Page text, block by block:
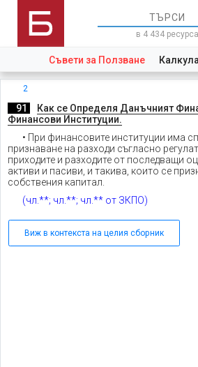
в 4 434 ресурса
Съвети за Ползване
2
91
Как се Определя Данъчният
Финансови Институции.
• При финансовите институции има
признаване на разходи съгласно
приходите и разходите от последващи
активи и пасиви, и такива, които се
собствения капитал.
(чл.**; чл.**; чл.** от ЗКПО)
Виж в контекста на целия сборник